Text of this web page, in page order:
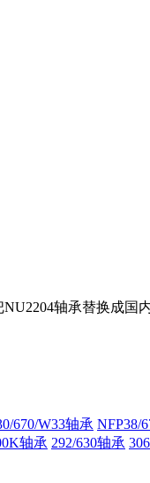
轴承替换成国
670/W33轴承 NFP38/
轴承 292/630轴承